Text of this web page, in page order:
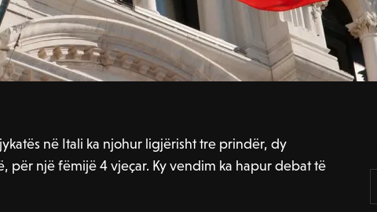
në Itali ka njohur ligjërisht tre prindër, dy
për një fëmijë 4 vjeçar. Ky vendim ka hapur debat të